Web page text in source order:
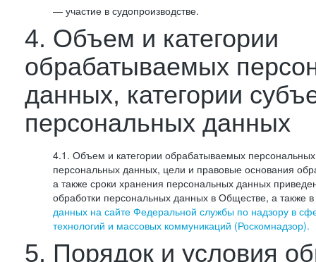
— участие в судопроизводстве.
4. Объем и категории
обрабатываемых
данных, категории
персональных данных
4.1. Объем и категории обрабатываемых персональных
персональных данных, цели и правовые основания
а также сроки хранения персональных данных
обработки персональных данных в Обществе, а также в
данных на сайте Федеральной службы по надзору в
технологий и массовых коммуникаций (Роскомнадзор).
5. Порядок и условия